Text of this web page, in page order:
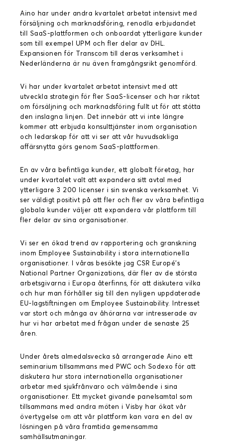
Aino har under andra kvartalet arbetat intensivt med
försäljning och marknadsföring, renodla erbjudandet
till SaaS-plattformen och onboardat ytterligare kunder
som till exempel UPM och fler delar av DHL.
Expansionen för Transcom till deras verksamhet i
Nederländerna är nu även framgångsrikt genomförd.
Vi har under kvartalet arbetat intensivt med att
utveckla strategin för fler SaaS-licenser och har riktat
om försäljning och marknadsföring fullt ut för att stötta
den inslagna linjen. Det innebär att vi inte längre
kommer att erbjuda konsulttjänster inom organisation
och ledarskap för att vi ser att vår huvudsakliga
affärsnytta görs genom SaaS-plattformen.
En av våra befintliga kunder, ett globalt företag, har
under kvartalet valt att expandera sitt avtal med
ytterligare 3 200 licenser i sin svenska verksamhet. Vi
ser väldigt positivt på att fler och fler av våra befintliga
globala kunder väljer att expandera vår plattform till
fler delar av sina organisationer.
Vi ser en ökad trend av rapportering och granskning
inom Employee Sustainability i stora internationella
organisationer. I våras besökte jag CSR Europé’s
National Partner Organizations, där fler av de största
arbetsgivarna i Europa återfinns, för att diskutera vilka
och hur man förhåller sig till den nyligen uppdaterade
EU-lagstiftningen om Employee Sustainability. Intresset
var stort och många av åhörarna var intresserade av
hur vi har arbetat med frågan under de senaste 25
åren.
Under årets almedalsvecka så arrangerade Aino ett
seminarium tillsammans med PWC och Sodexo för att
diskutera hur stora internationella organisationer
arbetar med sjukfrånvaro och välmående i sina
organisationer. Ett mycket givande panelsamtal som
tillsammans med andra möten i Visby har ökat vår
övertygelse om att vår plattform kan vara en del av
lösningen på våra framtida gemensamma
samhällsutmaningar.